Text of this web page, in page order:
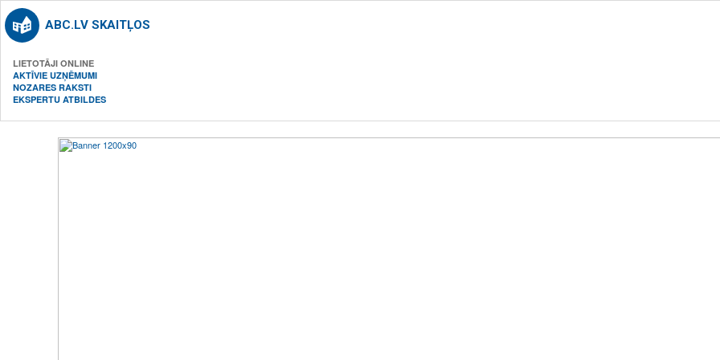
ABC.LV SKAITĻOS
LIETOTĀJI ONLINE
AKTĪVIE UZŅĒMUMI
NOZARES RAKSTI
EKSPERTU ATBILDES